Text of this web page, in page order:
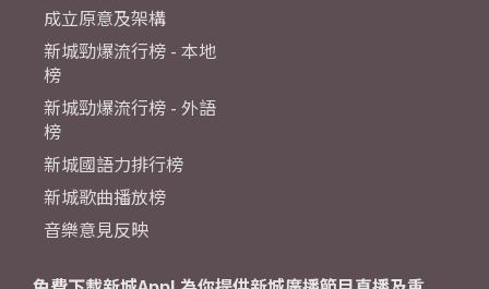
成立原意及架構
新城勁爆流行榜 - 本地
榜
新城勁爆流行榜 - 外語
榜
新城國語力排行榜
新城歌曲播放榜
音樂意見反映